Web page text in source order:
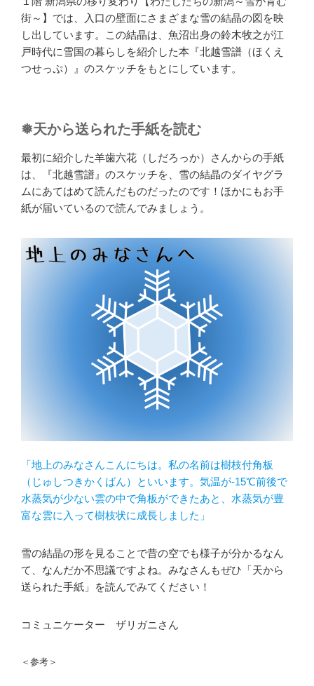
街～】では、入口の壁面にさまざまな雪の結晶の図を映
し出しています。この結晶は、魚沼出身の鈴木牧之が江
戸時代に雪国の暮らしを紹介した本『北越雪譜（ほくえ
つせっぷ）』のスケッチをもとにしています。
❅天から送られた手紙を読む
最初に紹介した羊歯六花（しだろっか）さんからの手紙
は、『北越雪譜』のスケッチを、雪の結晶のダイヤグラ
ムにあてはめて読んだものだったのです！ほかにもお手
紙が届いているので読んでみましょう。
「地上のみなさんこんにちは。私の名前は樹枝付角板
（じゅしつきかくばん）といいます。気温が-15℃前後で
水蒸気が少ない雲の中で角板ができたあと、水蒸気が豊
富な雲に入って樹枝状に成長しました」
雪の結晶の形を見ることで昔の空でも様子が分かるなん
て、なんだか不思議ですよね。みなさんもぜひ「天から
送られた手紙」を読んでみてください！
コミュニケーター ザリガニさん
＜参考＞